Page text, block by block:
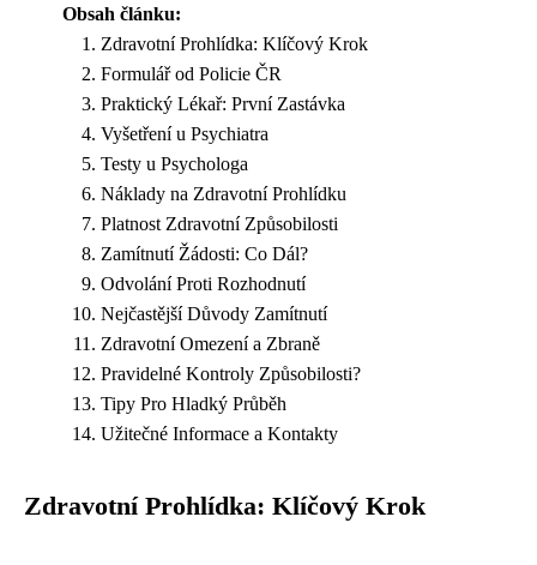
Obsah článku:
Zdravotní Prohlídka: Klíčový Krok
Formulář od Policie ČR
Praktický Lékař: První Zastávka
Vyšetření u Psychiatra
Testy u Psychologa
Náklady na Zdravotní Prohlídku
Platnost Zdravotní Způsobilosti
Zamítnutí Žádosti: Co Dál?
Odvolání Proti Rozhodnutí
Nejčastější Důvody Zamítnutí
Zdravotní Omezení a Zbraně
Pravidelné Kontroly Způsobilosti?
Tipy Pro Hladký Průběh
Užitečné Informace a Kontakty
Zdravotní Prohlídka: Klíčový Krok